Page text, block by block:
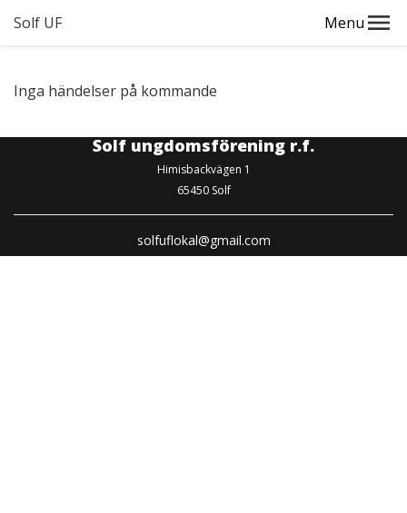
Solf UF Menu
Inga händelser på kommande
Solf ungdomsförening r.f.
Himisbackvägen 1
65450 Solf
solfuflokal@gmail.com